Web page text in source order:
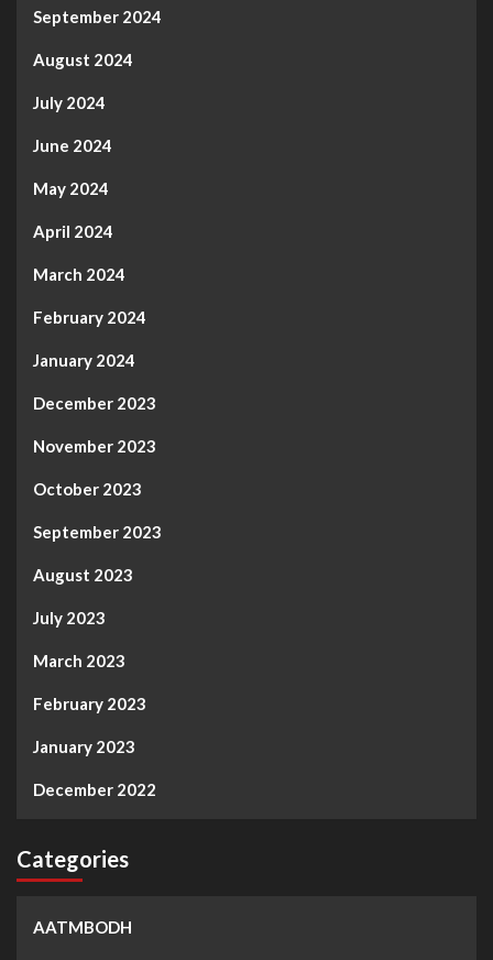
September 2024
August 2024
July 2024
June 2024
May 2024
April 2024
March 2024
February 2024
January 2024
December 2023
November 2023
October 2023
September 2023
August 2023
July 2023
March 2023
February 2023
January 2023
December 2022
Categories
AATMBODH